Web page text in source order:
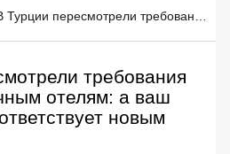
требования
отелям: а ваш
новым